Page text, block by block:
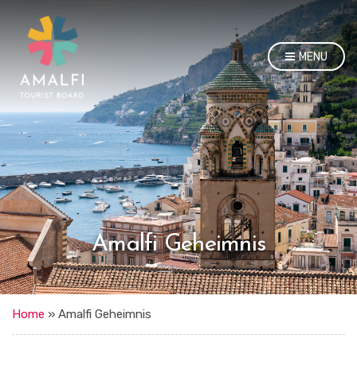
MENU
Amalfi Geheimnis
Home » Amalfi Geheimnis